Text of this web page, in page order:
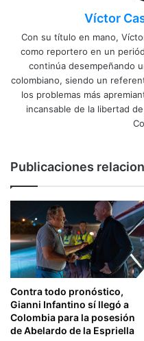
Víctor
Con su título en mano,
como reportero en un
continúa desempeñando
colombiano, siendo un
los problemas más
incansable de la libertad
Publicaciones
Contra todo pronóstico,
Gianni Infantino sí llegó a
Colombia para la posesión
de Abelardo de la Espriella